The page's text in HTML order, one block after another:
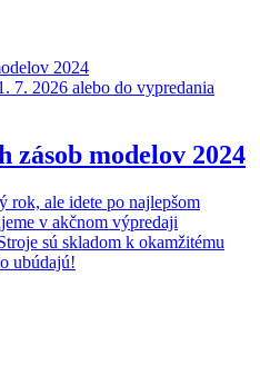
7. 2026 alebo do vypredania
zásob modelov 2024
rok, ale idete po najlepšom
v akčnom výpredaji
sú skladom k okamžitému
ubúdajú!